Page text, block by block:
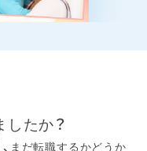
たか？
まだ転職するかどうか